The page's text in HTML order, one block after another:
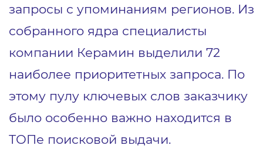
запросы с упоминаниям регионов. Из
собранного ядра специалисты
компании Керамин выделили 72
наиболее приоритетных запроса. По
этому пулу ключевых слов заказчику
было особенно важно находится в
ТОПе поисковой выдачи.